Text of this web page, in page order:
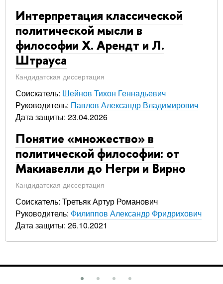
Интерпретация классической
политической мысли в
философии Х. Арендт и Л.
Штрауса
Кандидатская диссертация
Соискатель: Шейнов Тихон Геннадьевич
Руководитель: Павлов Александр Владимирович
Дата защиты: 23.04.2026
Понятие «множество» в
политической философии: от
Макиавелли до Негри и Вирно
Кандидатская диссертация
Соискатель: Третьяк Артур Романович
Руководитель: Филиппов Александр Фридрихович
Дата защиты: 26.10.2021